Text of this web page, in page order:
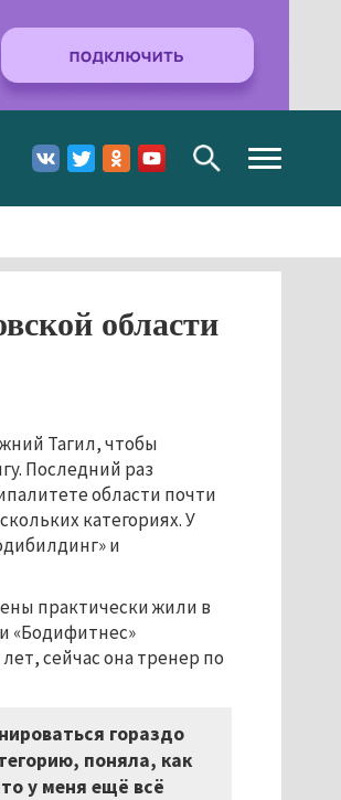
Toggle
navigation
области
Тагил, чтобы
Последний раз
области почти
категориях. У
и
практически жили в
«Бодифитнес»
сейчас она тренер по
гораздо
поняла, как
у меня ещё всё